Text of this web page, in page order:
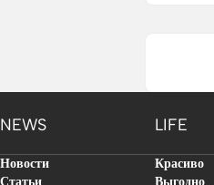
NEWS LIFE
Новости
Статьи
Красиво
Выгодно